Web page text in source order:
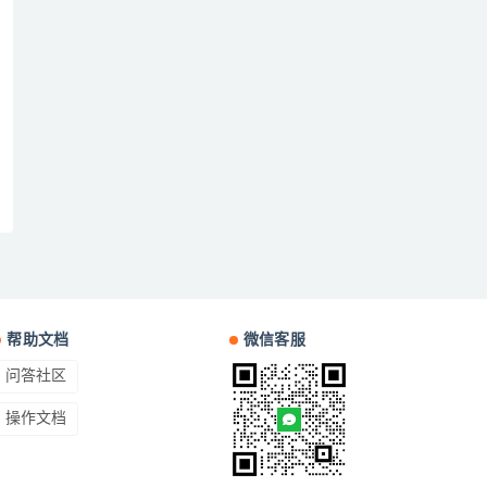
帮助文档
问答社区
操作文档
微信客服